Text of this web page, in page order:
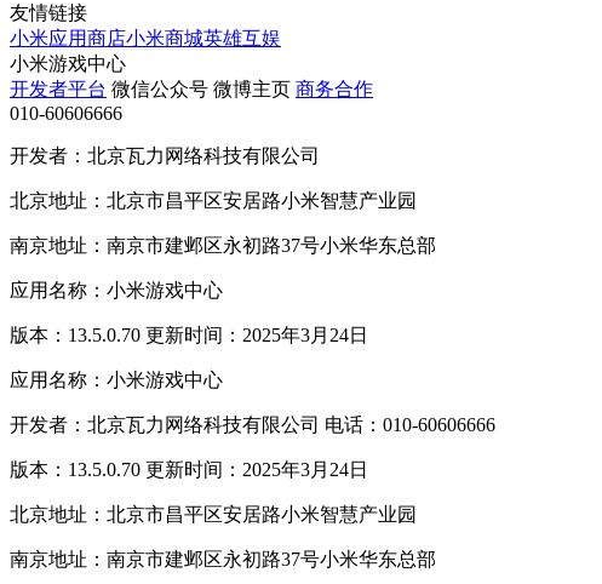
友情链接
小米应用商店小米商城英雄互娱
小米游戏中心
开发者平台 微信公众号 微博主页 商务合作
010-60606666
开发者：北京瓦力网络科技有限公司
北京地址：北京市昌平区安居路小米智慧产业园
南京地址：南京市建邺区永初路37号小米华东总部
应用名称：小米游戏中心
版本：13.5.0.70 更新时间：2025年3月24日
应用名称：小米游戏中心
开发者：北京瓦力网络科技有限公司 电话：010-60606666
版本：13.5.0.70 更新时间：2025年3月24日
北京地址：北京市昌平区安居路小米智慧产业园
南京地址：南京市建邺区永初路37号小米华东总部